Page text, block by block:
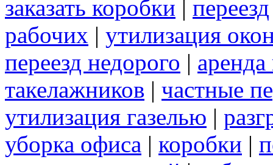
заказать коробки | переезд
рабочих | утилизация
переезд недорого | аренда
такелажников | частные
утилизация газелью |
уборка офиса | коробки |